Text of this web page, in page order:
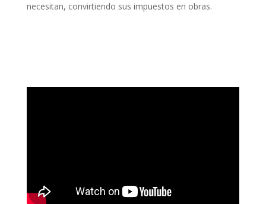
necesitan, convirtiendo sus impuestos en obras.